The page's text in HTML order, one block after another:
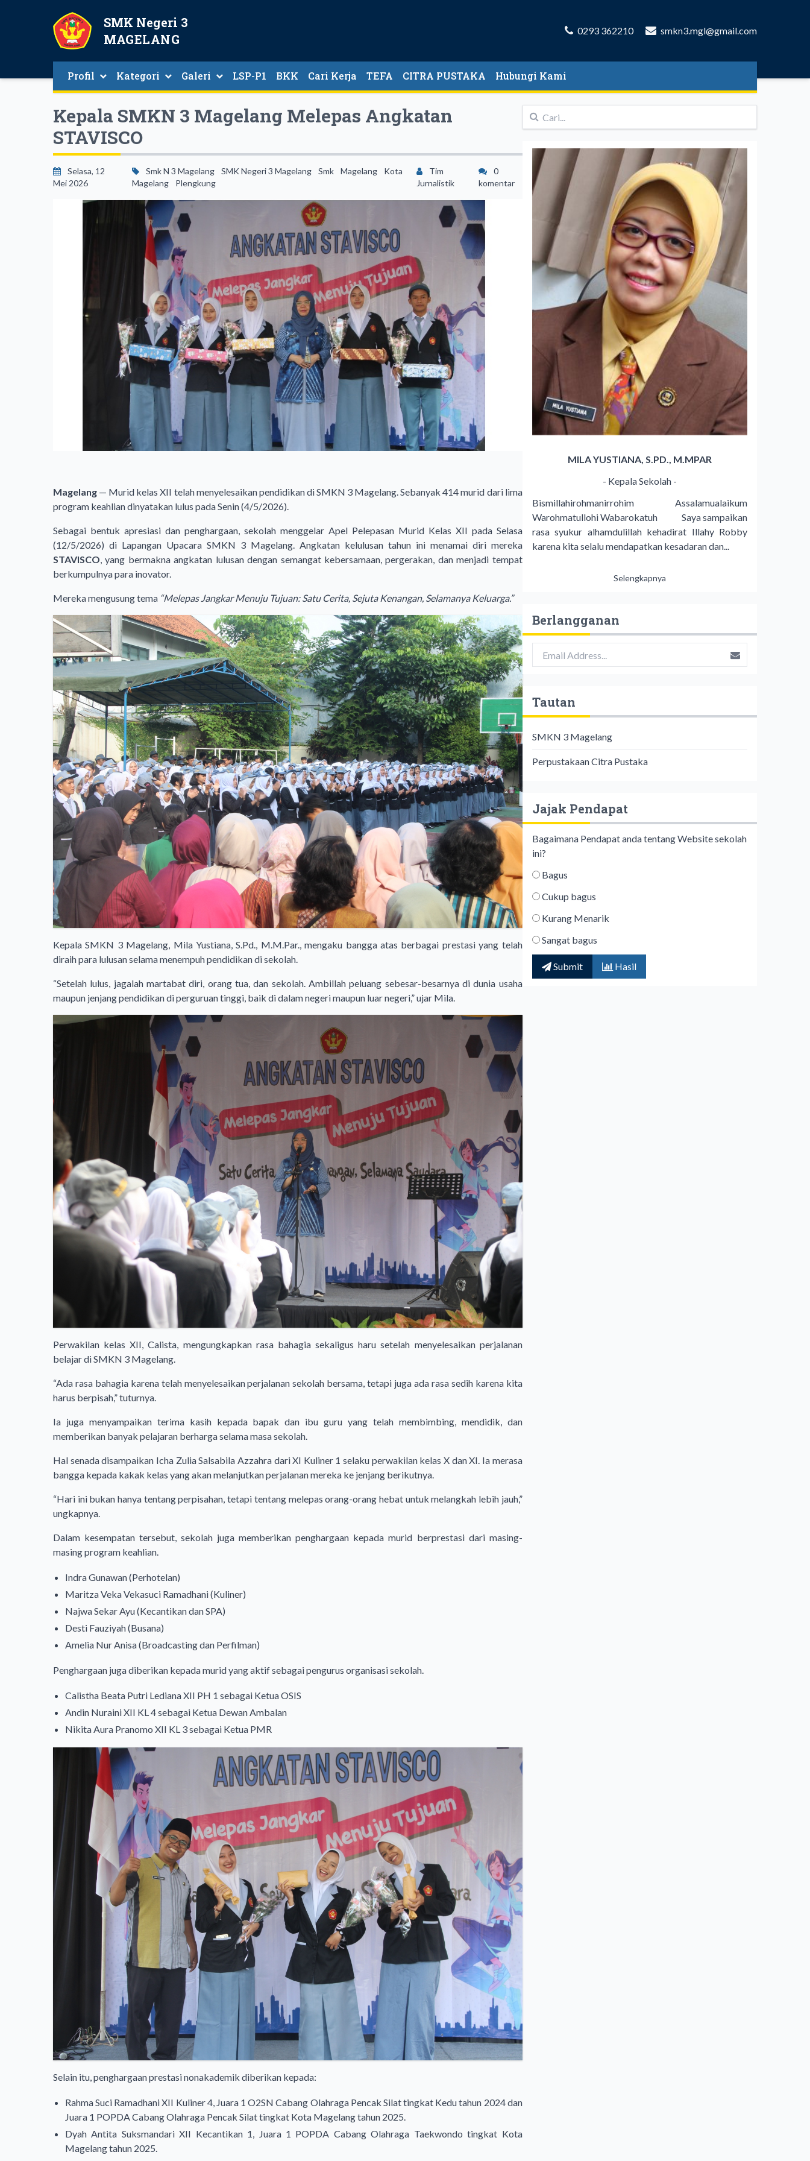
SMK Negeri 3
MAGELANG
0293 362210 smkn3.mgl@gmail.com
Profil Kategori Galeri LSP-P1 BKK Cari Kerja TEFA CITRA PUSTAKA Hubungi Kami
Kepala SMKN 3 Magelang Melepas Angkatan
STAVISCO
Selasa, 12
Mei 2026
Smk N 3 Magelang SMK Negeri 3 Magelang Smk Magelang
Kota
Magelang
Plengkung
Tim
Jurnalistik
0
komentar
Magelang — Murid kelas XII telah menyelesaikan pendidikan di SMKN 3 Magelang. Sebanyak 414 murid dari lima
program keahlian dinyatakan lulus pada Senin (4/5/2026).
Sebagai bentuk apresiasi dan penghargaan, sekolah menggelar Apel Pelepasan Murid Kelas XII pada Selasa
(12/5/2026) di Lapangan Upacara SMKN 3 Magelang. Angkatan kelulusan tahun ini menamai diri mereka
STAVISCO , yang bermakna angkatan lulusan dengan semangat kebersamaan, pergerakan, dan menjadi tempat
berkumpulnya para inovator.
Mereka mengusung tema “Melepas Jangkar Menuju Tujuan: Satu Cerita, Sejuta Kenangan, Selamanya Keluarga.”
Kepala SMKN 3 Magelang, Mila Yustiana, S.Pd., M.M.Par., mengaku bangga atas berbagai prestasi yang telah
diraih para lulusan selama menempuh pendidikan di sekolah.
“Setelah lulus, jagalah martabat diri, orang tua, dan sekolah. Ambillah peluang sebesar-besarnya di dunia usaha
maupun jenjang pendidikan di perguruan tinggi, baik di dalam negeri maupun luar negeri,” ujar Mila.
Perwakilan kelas XII, Calista, mengungkapkan rasa bahagia sekaligus haru setelah menyelesaikan perjalanan
belajar di SMKN 3 Magelang.
“Ada rasa bahagia karena telah menyelesaikan perjalanan sekolah bersama, tetapi juga ada rasa sedih karena kita
harus berpisah,” tuturnya.
Ia juga menyampaikan terima kasih kepada bapak dan ibu guru yang telah membimbing, mendidik, dan
memberikan banyak pelajaran berharga selama masa sekolah.
Hal senada disampaikan Icha Zulia Salsabila Azzahra dari XI Kuliner 1 selaku perwakilan kelas X dan XI. Ia merasa
bangga kepada kakak kelas yang akan melanjutkan perjalanan mereka ke jenjang berikutnya.
“Hari ini bukan hanya tentang perpisahan, tetapi tentang melepas orang-orang hebat untuk melangkah lebih jauh,”
ungkapnya.
Dalam kesempatan tersebut, sekolah juga memberikan penghargaan kepada murid berprestasi dari masing-
masing program keahlian.
Indra Gunawan (Perhotelan)
Maritza Veka Vekasuci Ramadhani (Kuliner)
Najwa Sekar Ayu (Kecantikan dan SPA)
Desti Fauziyah (Busana)
Amelia Nur Anisa (Broadcasting dan Perfilman)
Penghargaan juga diberikan kepada murid yang aktif sebagai pengurus organisasi sekolah.
Calistha Beata Putri Lediana XII PH 1 sebagai Ketua OSIS
Andin Nuraini XII KL 4 sebagai Ketua Dewan Ambalan
Nikita Aura Pranomo XII KL 3 sebagai Ketua PMR
Selain itu, penghargaan prestasi nonakademik diberikan kepada:
Rahma Suci Ramadhani XII Kuliner 4, Juara 1 O2SN Cabang Olahraga Pencak Silat tingkat Kedu tahun 2024 dan
Juara 1 POPDA Cabang Olahraga Pencak Silat tingkat Kota Magelang tahun 2025.
Dyah Antita Suksmandari XII Kecantikan 1, Juara 1 POPDA Cabang Olahraga Taekwondo tingkat Kota
Magelang tahun 2025.
MILA YUSTIANA, S.PD., M.MPAR
- Kepala Sekolah -
Bismillahirohmanirrohim Assalamualaikum
Warohmatullohi Wabarokatuh Saya sampaikan
rasa syukur alhamdulillah kehadirat Illahy Robby
karena kita selalu mendapatkan kesadaran dan...
Selengkapnya
Berlangganan
Tautan
SMKN 3 Magelang
Perpustakaan Citra Pustaka
Jajak Pendapat
Bagaimana Pendapat anda tentang Website sekolah
ini?
Bagus
Cukup bagus
Kurang Menarik
Sangat bagus
Submit Hasil